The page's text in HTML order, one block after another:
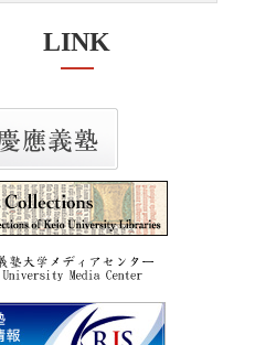
LINK